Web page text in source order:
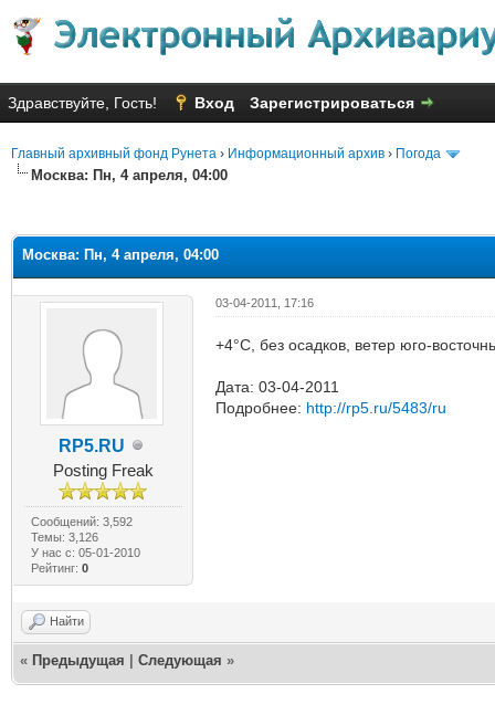
Здравствуйте, Гость! Вход Зарегистрироваться
Главный архивный фонд Рунета › Информационный архив › Погода
Москва: Пн, 4 апреля, 04:00
Москва: Пн, 4 апреля, 04:00
RP5.RU
Posting Freak
Сообщений: 3,592
Темы: 3,126
У нас с: 05-01-2010
Рейтинг: 0
03-04-2011, 17:16
+4°C, без осадков, ветер юго-
Дата: 03-04-2011
Подробнее: http://rp5.ru/5483/ru
Найти
« Предыдущая Следующая »